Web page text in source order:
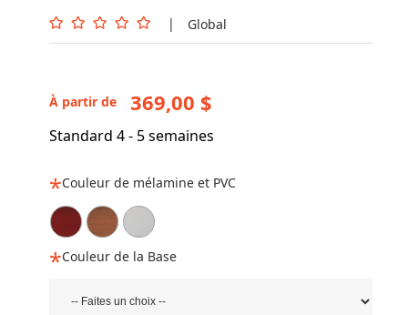
| Global
À partir de 369,00 $
Standard 4 - 5 semaines
Couleur de mélamine et PVC
Couleur de la Base